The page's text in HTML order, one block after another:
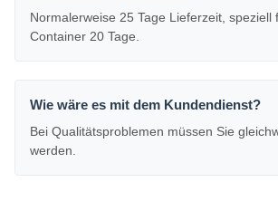
Normalerweise 25 Tage Lieferzeit, speziell
Container 20 Tage.
Wie wäre es mit dem Kundendienst?
Bei Qualitätsproblemen müssen Sie
werden.